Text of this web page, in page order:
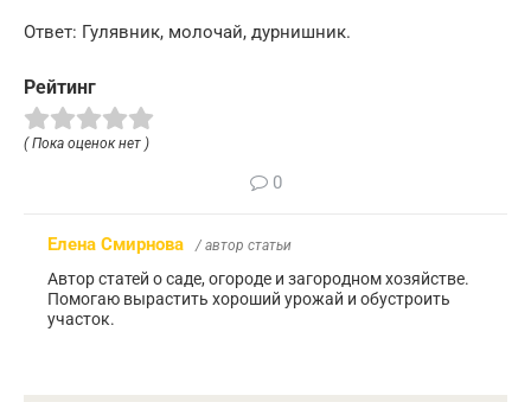
Ответ: Гулявник, молочай, дурнишник.
Рейтинг
( Пока оценок нет )
0
Елена Смирнова / автор статьи
Автор статей о саде, огороде и загородном хозяйстве.
Помогаю вырастить хороший урожай и обустроить
участок.